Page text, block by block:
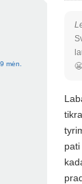
9 mėn.